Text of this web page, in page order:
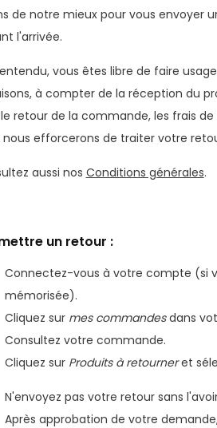
de notre mieux pour vous envoyer
l'arrivée.
vous êtes libre de faire
à compter de la réception du
retour de la commande, les frais
nous efforcerons de traiter votre
aussi nos Conditions générales.
un retour :
Connectez-vous à votre compte (si
mémorisée).
Cliquez sur mes commandesdans
Consultez votre commande.
Cliquez sur Produits à retourneret
N'envoyez pas votre retour sans
Après approbation de votre